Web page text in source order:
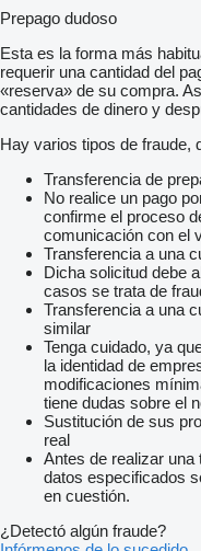
Prepago dudoso
Esta es la forma más
requerir una cantidad del
«reserva» de su compra.
cantidades de dinero y
Hay varios tipos de fraude,
Transferencia de
No realice un pago
confirme el proceso
comunicación con el
Transferencia a una
Dicha solicitud debe
casos se trata de
Transferencia a una
similar
Tenga cuidado, ya
la identidad de
modificaciones
tiene dudas sobre el
Sustitución de sus
real
Antes de realizar una
datos especificados
en cuestión.
¿Detectó algún fraude?